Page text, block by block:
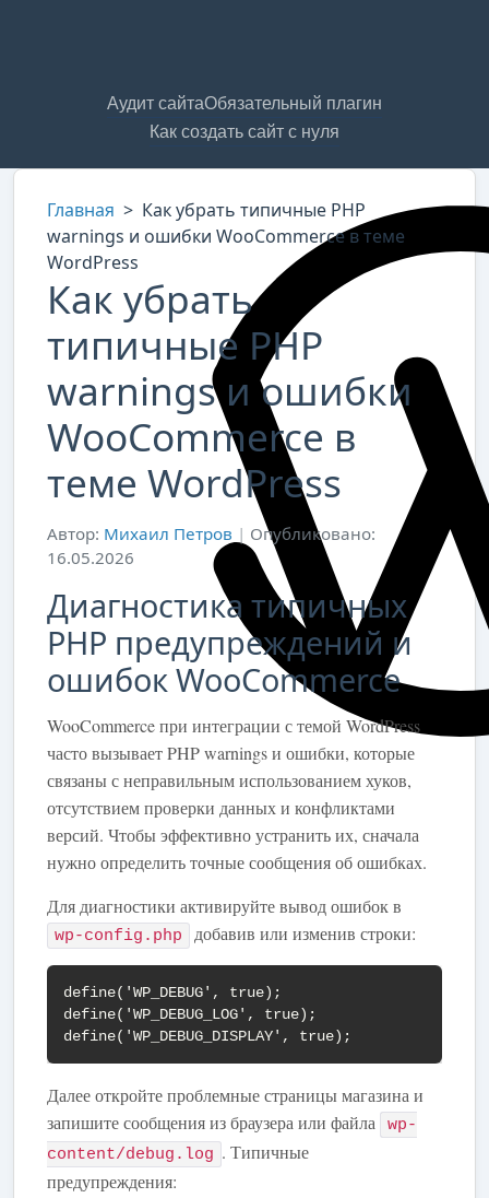
Аудит сайтаОбязательный плагин
Как создать сайт с нуля
Главная > Как убрать типичные PHP
warnings и ошибки WooCommerce в теме
WordPress
Как убрать
типичные PHP
warnings и ошибки
WooCommerce в
теме WordPress
Автор: Михаил Петров | Опубликовано:
16.05.2026
Диагностика типичных
PHP предупреждений и
ошибок WooCommerce
WooCommerce при интеграции с темой WordPress
часто вызывает PHP warnings и ошибки, которые
связаны с неправильным использованием хуков,
отсутствием проверки данных и конфликтами
версий. Чтобы эффективно устранить их, сначала
нужно определить точные сообщения об ошибках.
Для диагностики активируйте вывод ошибок в
wp-config.php добавив или изменив строки:
define('WP_DEBUG', true);
define('WP_DEBUG_LOG', true);
define('WP_DEBUG_DISPLAY', true);
Далее откройте проблемные страницы магазина и
запишите сообщения из браузера или файла
wp-
content/debug.log . Типичные
предупреждения: